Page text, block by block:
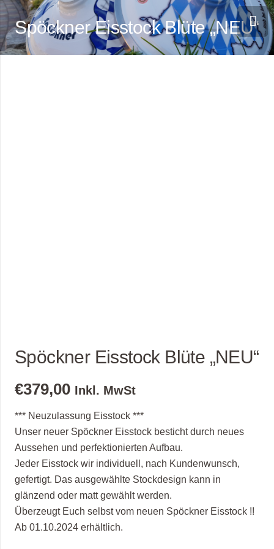
Spöckner Eisstock Blüte „NEU“
Spöckner Eisstock Blüte „NEU“
€379,00 Inkl. MwSt
*** Neuzulassung Eisstock ***
Unser neuer Spöckner Eisstock besticht durch neues
Aussehen und perfektionierten Aufbau.
Jeder Eisstock wir individuell, nach Kundenwunsch,
gefertigt. Das ausgewählte Stockdesign kann in
glänzend oder matt gewählt werden.
Überzeugt Euch selbst vom neuen Spöckner Eisstock !!
Ab 01.10.2024 erhältlich.